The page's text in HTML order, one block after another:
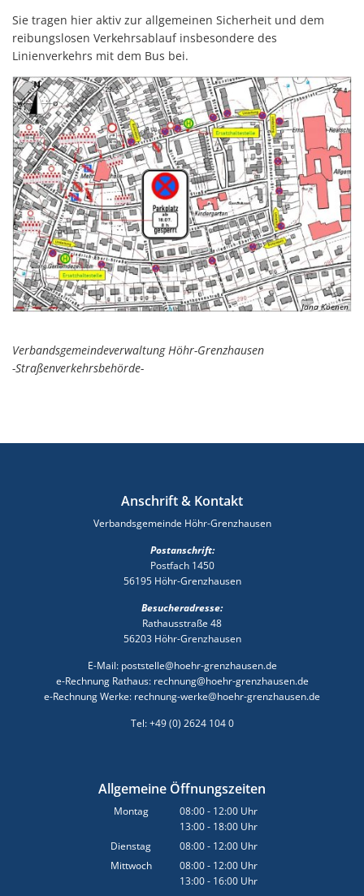
Sie tragen hier aktiv zur allgemeinen Sicherheit und dem
reibungslosen Verkehrsablauf insbesondere des
Linienverkehrs mit dem Bus bei.
Jana Koenen
Verbandsgemeindeverwaltung Höhr-Grenzhausen
-Straßenverkehrsbehörde-
Anschrift & Kontakt
Verbandsgemeinde Höhr-Grenzhausen
Postanschrift:
Postfach 1450
56195 Höhr-Grenzhausen
Besucheradresse:
Rathausstraße 48
56203 Höhr-Grenzhausen
E-Mail: poststelle@hoehr-grenzhausen.de
e-Rechnung Rathaus: rechnung@hoehr-grenzhausen.de
e-Rechnung Werke: rechnung-werke@hoehr-grenzhausen.de
Tel: +49 (0) 2624 104 0
Allgemeine Öffnungszeiten
Montag 08:00- 12:00 Uhr
Von 08:00 bis 12:00 Uhr
13:00- 18:00 Uhr
Von 13:00 bis 18:00 Uhr
Dienstag 08:00- 12:00 Uhr
Von 08:00 bis 12:00 Uhr
Mittwoch 08:00- 12:00 Uhr
Von 08:00 bis 12:00 Uhr
13:00- 16:00 Uhr